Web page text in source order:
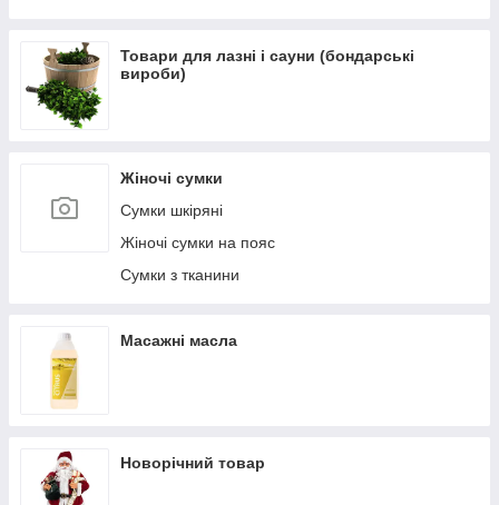
Товари для лазні і сауни (бондарські
вироби)
Жіночі сумки
Сумки шкіряні
Жіночі сумки на пояс
Сумки з тканини
Масажні масла
Новорічний товар